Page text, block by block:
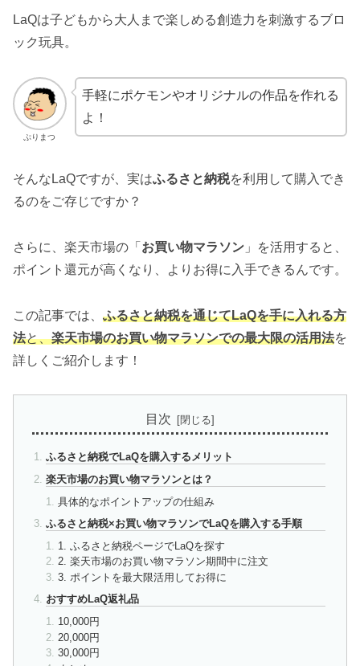
LaQは子どもから大人まで楽しめる創造力を刺激するブロ
ック玩具。
ぷりまつ
手軽にポケモンやオリジナルの作品を作れる
よ！
そんなLaQですが、実はふるさと納税を利用して購入でき
るのをご存じですか？
さらに、楽天市場の「 お買い物マラソン 」を活用すると、
ポイント還元が高くなり、よりお得に入手できるんです。
この記事では、 ふるさと納税を通じてLaQを手に入れる方
法と、楽天市場のお買い物マラソンでの最大限の活用法を
詳しくご紹介します！
目次
ふるさと納税でLaQを購入するメリット
楽天市場のお買い物マラソンとは？
具体的なポイントアップの仕組み
ふるさと納税×お買い物マラソンでLaQを購入する手順
1. ふるさと納税ページでLaQを探す
2. 楽天市場のお買い物マラソン期間中に注文
3. ポイントを最大限活用してお得に
おすすめLaQ返礼品
10,000円
20,000円
30,000円